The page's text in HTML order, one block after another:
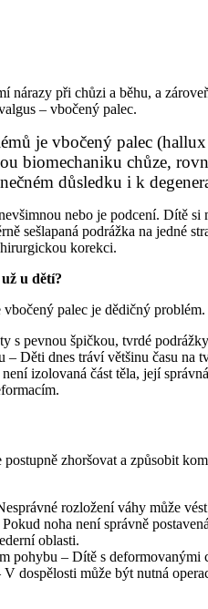
nárazy při chůzi a běhu, a
– vbočený palec.
je vbočený palec
biomechaniku chůze,
důsledku i k
nebo je podcení. Dítě
sešlapaná podrážka na jedné
korekci.
u dětí?
vbočený palec je dědičný
s pevnou špičkou, tvrdé
– Děti dnes tráví většinu času
izolovaná část těla, její
postupně zhoršovat a způsobit
rozložení váhy může
noha není správně
oblasti.
pohybu – Dítě s
dospělosti může být nutná